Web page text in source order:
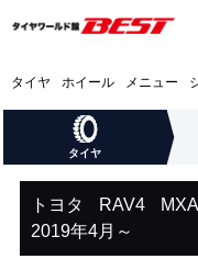
タイヤ ホイール メニュー
タイヤ
トヨタ RAV4
2019年4月～